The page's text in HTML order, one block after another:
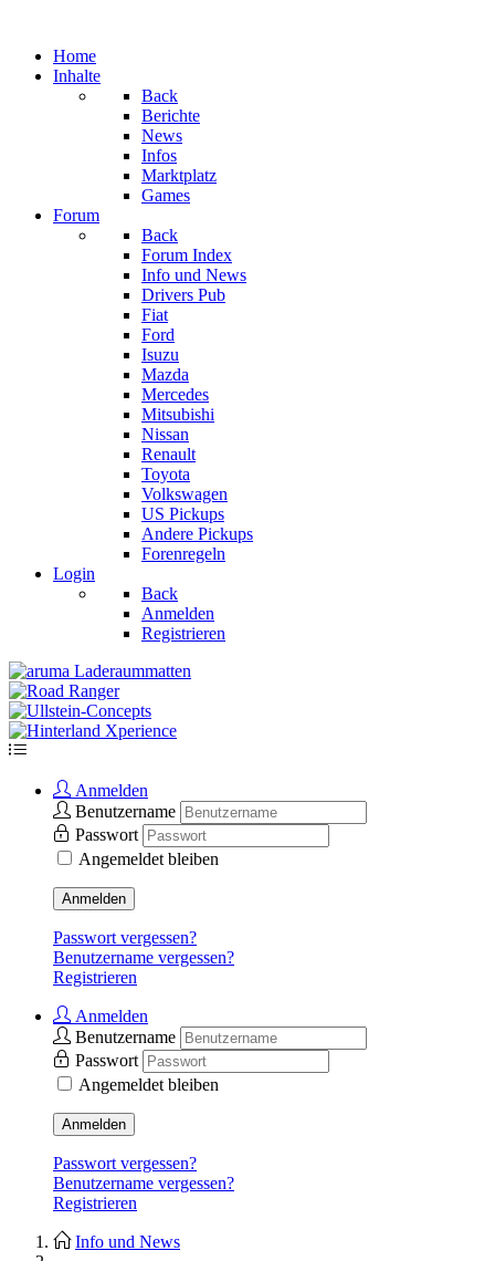
Home
Inhalte
Back
Berichte
News
Infos
Marktplatz
Games
Forum
Back
Forum Index
Info und News
Drivers Pub
Fiat
Ford
Isuzu
Mazda
Mercedes
Mitsubishi
Nissan
Renault
Toyota
Volkswagen
US Pickups
Andere Pickups
Forenregeln
Login
Back
Anmelden
Registrieren
Anmelden
Benutzername
Passwort
Angemeldet bleiben
Anmelden
Passwort vergessen?
Benutzername vergessen?
Registrieren
Anmelden
Benutzername
Passwort
Angemeldet bleiben
Anmelden
Passwort vergessen?
Benutzername vergessen?
Registrieren
Info und News